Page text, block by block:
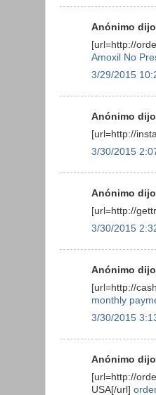
Anónimo
[url=http://
Amoxil No
3/29/2015
Anónimo
[url=http://
3/30/2015
Anónimo
[url=http://
3/30/2015
Anónimo
[url=http://
monthly
3/30/2015
Anónimo
[url=http://
USA[/url]